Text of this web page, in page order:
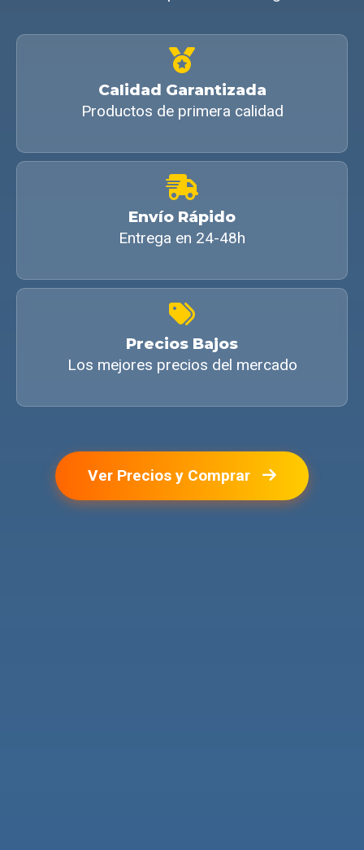
Calidad Garantizada
Productos de primera calidad
Envío Rápido
Entrega en 24-48h
Precios Bajos
Los mejores precios del mercado
Ver Precios y Comprar